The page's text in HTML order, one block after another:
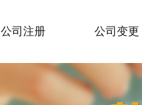
公司注册 公司变更